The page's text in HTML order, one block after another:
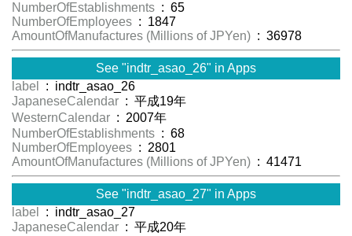
NumberOfEstablishments : 65
NumberOfEmployees : 1847
AmountOfManufactures (Millions of JPYen) : 36978
See "indtr_asao_26" in Apps
label
: indtr_asao_26
JapaneseCalendar : 平成19年
WesternCalendar : 2007年
NumberOfEstablishments : 68
NumberOfEmployees : 2801
AmountOfManufactures (Millions of JPYen) : 41471
See "indtr_asao_27" in Apps
label
: indtr_asao_27
JapaneseCalendar : 平成20年